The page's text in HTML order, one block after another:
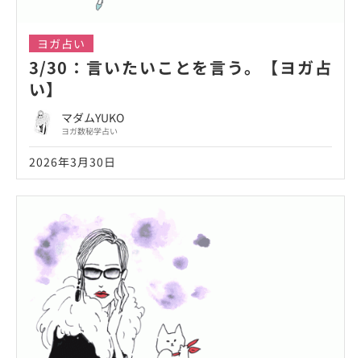
ヨガ占い
3/30：言いたいことを言う。【ヨガ占
い】
マダムYUKO
ヨガ数秘学占い
2026年3月30日